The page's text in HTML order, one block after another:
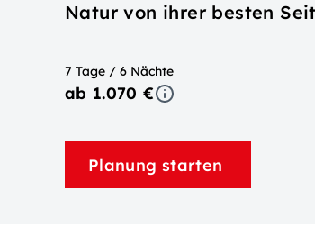
Natur von ihrer besten
7 Tage / 6 Nächte
ab 1.070 €
Planung starten